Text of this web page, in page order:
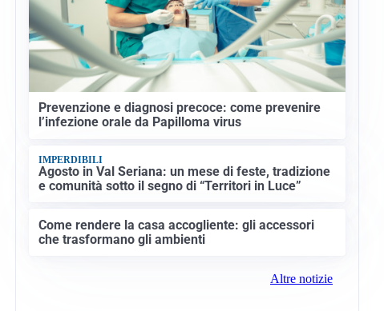
Prevenzione e diagnosi precoce: come prevenire
l’infezione orale da Papilloma virus
IMPERDIBILI
Agosto in Val Seriana: un mese di feste, tradizione
e comunità sotto il segno di “Territori in Luce”
Come rendere la casa accogliente: gli accessori
che trasformano gli ambienti
Altre notizie